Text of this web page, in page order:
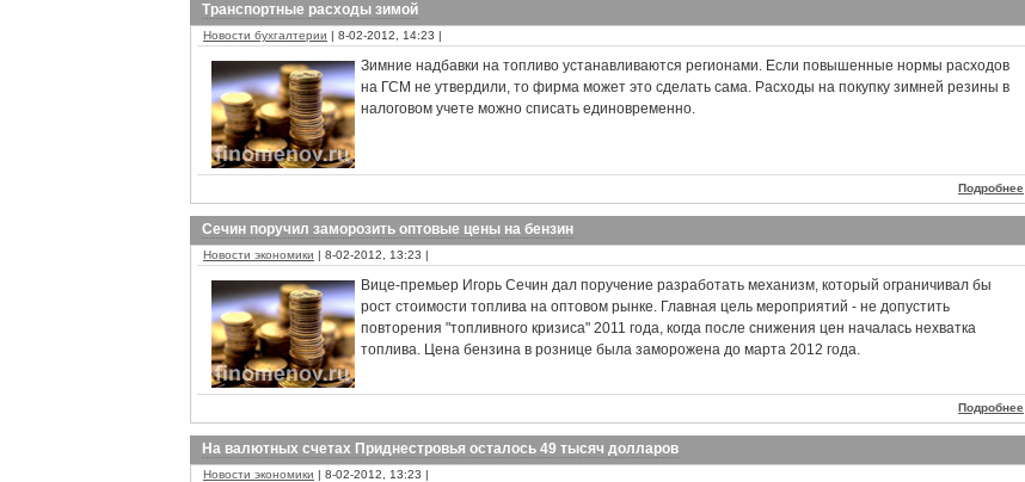
Транспортные расходы зимой
Новости бухгалтерии | 8-02-2012, 14:23 |
Зимние надбавки на топливо устанавливаются регионами. Если повышенные нормы расходов
на ГСМ не утвердили, то фирма может это сделать сама. Расходы на покупку зимней резины в
налоговом учете можно списать единовременно.
Подробнее
Сечин поручил заморозить оптовые цены на бензин
Новости экономики | 8-02-2012, 13:23 |
Вице-премьер Игорь Сечин дал поручение разработать механизм, который ограничивал бы
рост стоимости топлива на оптовом рынке. Главная цель мероприятий - не допустить
повторения "топливного кризиса" 2011 года, когда после снижения цен началась нехватка
топлива. Цена бензина в рознице была заморожена до марта 2012 года.
Подробнее
На валютных счетах Приднестровья осталось 49 тысяч долларов
Новости экономики | 8-02-2012, 13:23 |